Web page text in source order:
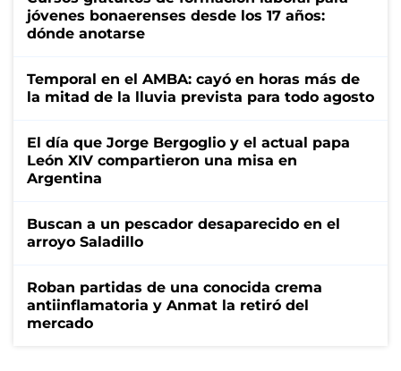
jóvenes bonaerenses desde los 17 años:
dónde anotarse
Temporal en el AMBA: cayó en horas más de
la mitad de la lluvia prevista para todo agosto
El día que Jorge Bergoglio y el actual papa
León XIV compartieron una misa en
Argentina
Buscan a un pescador desaparecido en el
arroyo Saladillo
Roban partidas de una conocida crema
antiinflamatoria y Anmat la retiró del
mercado